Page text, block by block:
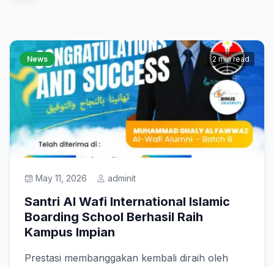
Blog
Kajian
Prestasi
News 2 min read
May 11, 2026 adminit
Santri Al Wafi International Islamic
Boarding School Berhasil Raih
Kampus Impian
Prestasi membanggakan kembali diraih oleh